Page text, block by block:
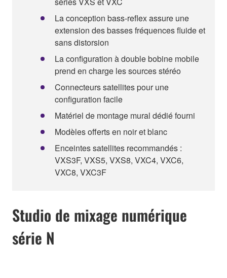
La conception bass-reflex assure une
extension des basses fréquences fluide et
sans distorsion
La configuration à double bobine mobile
prend en charge les sources stéréo
Connecteurs satellites pour une
configuration facile
Matériel de montage mural dédié fourni
Modèles offerts en noir et blanc
Enceintes satellites recommandés :
VXS3F, VXS5, VXS8, VXC4, VXC6,
VXC8, VXC3F
Studio de mixage numérique
série N